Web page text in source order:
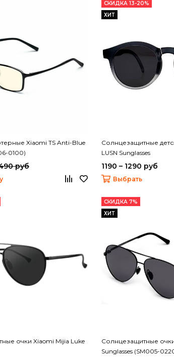
Xiaomi TS Anti-Blue
0100)
руб
СКИДКА 13-20%
ХИТ
Солнцезащитные
LUSN Sunglasses
1190 – 1290 руб
Выбрать
очки Xiaomi Mijia Luke
СКИДКА 7%
ХИТ
Солнцезащитные
Sunglasses (SM005-